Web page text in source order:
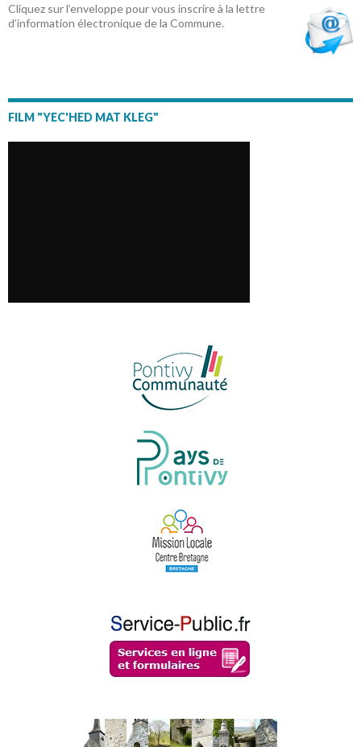
Cliquez sur l’enveloppe pour vous inscrire à la lettre
d’information électronique de la Commune.
FILM "YEC'HED MAT KLEG"